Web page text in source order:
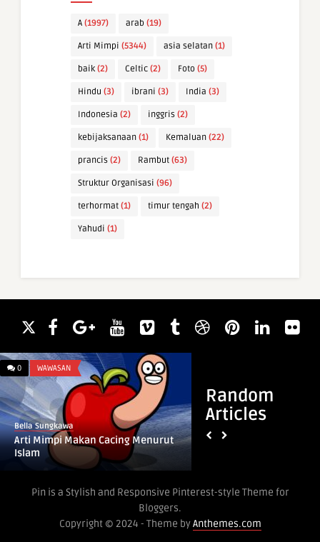
A (1997) arab (19)
Arti Mimpi (5344) asia selatan (1)
baik (2) Celtic (2) Foto (5)
Hindu (3) ibrani (3) India (3)
Indonesia (2) inggris (2)
kebijaksanaan (1) Kemaluan (22)
prancis (2) Rambut (63)
Struktur Organisasi (96)
terhormat (1) timur tengah (2)
Yahudi (1)
Random
Articles
0 WAWASAN
Bella Sungkawa
Arti Mimpi Makan Cacing Menurut
Islam
Pin is a Stylish and Responsive Pinterest-style Theme for
Bloggers.
Copyright © 2024 - Theme byAnthemes.com